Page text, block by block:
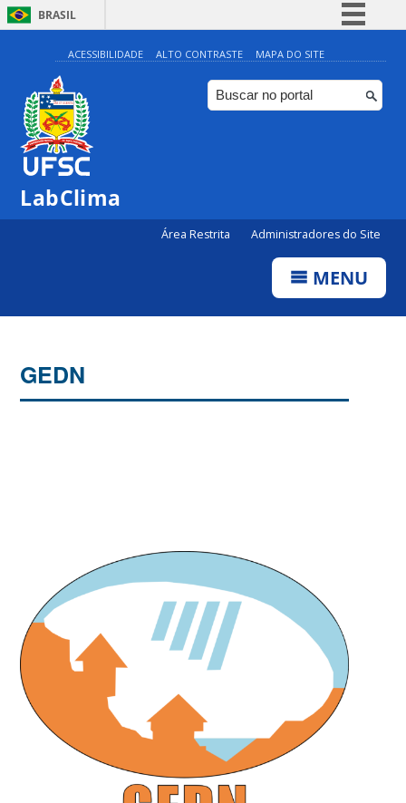
BRASIL
Simplifique!
Comunica BR
Participe
ACESSIBILIDADE ALTO CONTRASTE MAPA DO SITE
LabClima
Área Restrita Administradores do Site
MENU
GEDN